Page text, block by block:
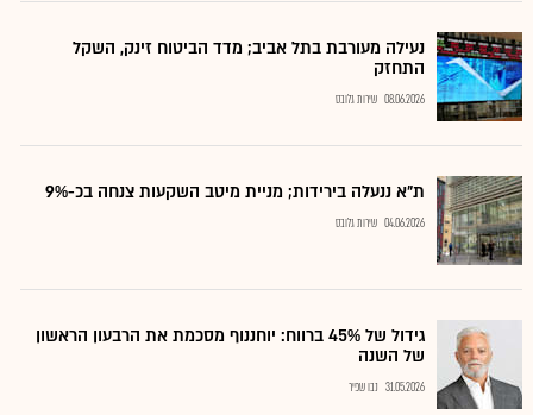
נעילה מעורבת בתל אביב; מדד הביטוח זינק, השקל
התחזק
08.06.2026 שירות גלובס
ת"א ננעלה בירידות; מניית מיטב השקעות צנחה בכ-9%
04.06.2026 שירות גלובס
גידול של 45% ברווח: יוחננוף מסכמת את הרבעון הראשון
של השנה
31.05.2026 נבו שפיר